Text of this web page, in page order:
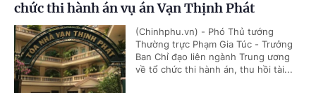
chức thi hành án vụ án Vạn Thịnh Phát
(Chinhphu.vn) - Phó Thủ tướng
Thường trực Phạm Gia Túc - Trưởng
Ban Chỉ đạo liên ngành Trung ương
về tổ chức thi hành án, thu hồi tài...